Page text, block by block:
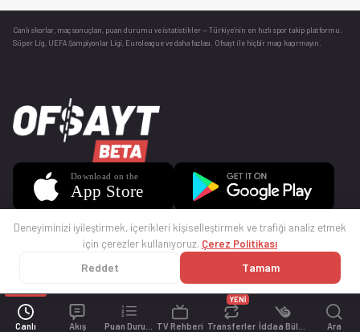
Canlı Akış TV Rehberi Transferler
YENİ
Ara
Canlı skorlar , maç sonuçları, puan durumu ve istatistikler — Türkiye’nin en hızlı spor takip platformu.
Süper Lig, UEFA Şampiyonlar Ligi, Euroleague ve daha fazlası. Ofsayt ile hiçbir maçı kaçırmayın.
© 2025 Ofsayt
Deneyiminizi iyileştirmek, içerikleri kişiselleştirmek ve trafiği analiz etmek
için çerezler kullanıyoruz. Çerez Politikası
Reddet Tamam